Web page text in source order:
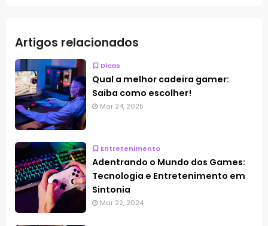
Artigos relacionados
Dicas
Qual a melhor cadeira gamer​:
Saiba como escolher!
Mar 24, 2025
Entretenimento
Adentrando o Mundo dos Games:
Tecnologia e Entretenimento em
Sintonia
Mar 22, 2024